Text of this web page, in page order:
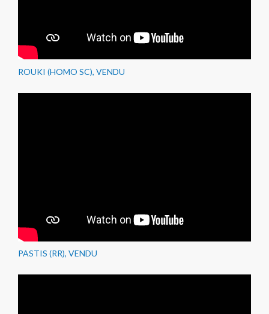
ROUKI (HOMO SC), VENDU
PASTIS (RR), VENDU